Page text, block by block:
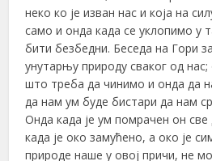
неко ко је изван нас и која на
само и онда када се уклопимо у
бити безбедни. Беседа на Гори
унутарњу природу сваког од
што треба да чинимо и онда да
да нам ум буде бистари да нам
Онда када је ум помрачен он све
када је око замућено, а око је
природе наше у овој причи, не